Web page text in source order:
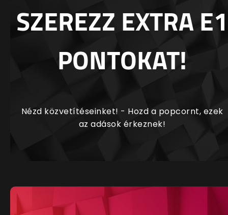
SZEREZZ EXTRA E1
PONTOKAT!
Nézd közvetítéseinket! - Hozd a popcornt, ezek
az adások érkeznek!